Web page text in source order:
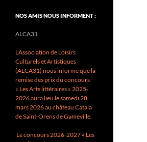
NOS AMIS NOUS INFORMENT :
ALCA31
L’Association de Loisirs
Culturels et Artistiques
(ALCA31) nous informe que la
remise des prix du concours
« Les Arts littéraires » 2025-
2026 aura lieu le samedi 28
mars 2026 au château Catala
de Saint-Orens de Gameville.
Le concours 2026-2027 « Les